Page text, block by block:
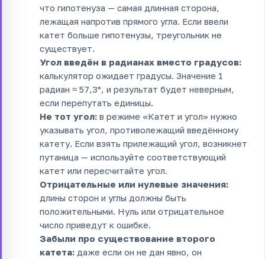
что гипотенуза — самая длинная сторона,
лежащая напротив прямого угла. Если ввели
катет больше гипотенузы, треугольник не
существует.
Угол введён в радианах вместо градусов:
калькулятор ожидает градусы. Значение 1
радиан ≈ 57,3°, и результат будет неверным,
если перепутать единицы.
Не тот угол: в режиме «Катет и угол» нужно
указывать угол, противолежащий введённому
катету. Если взять прилежащий угол, возникнет
путаница — используйте соответствующий
катет или пересчитайте угол.
Отрицательные или нулевые значения:
длины сторон и углы должны быть
положительными. Нуль или отрицательное
число приведут к ошибке.
Забыли про существование второго
катета: даже если он не дан явно, он